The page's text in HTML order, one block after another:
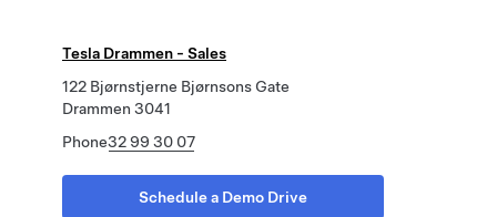
Tesla Drammen - Sales
122 Bjørnstjerne Bjørnsons Gate
Drammen 3041
Phone32 99 30 07
Schedule a Demo Drive